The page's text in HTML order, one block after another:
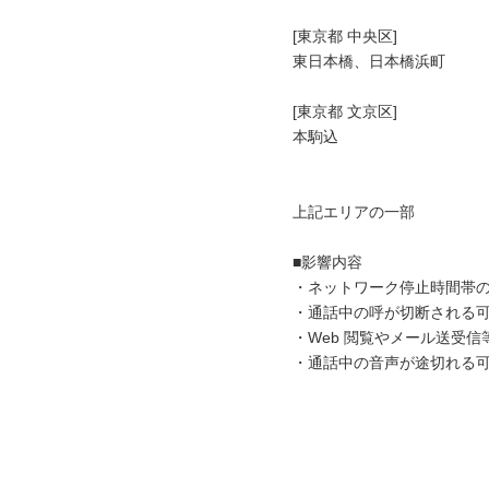
[東京都 中央区]
東日本橋、日本橋浜町
[東京都 文京区]
本駒込
上記エリアの一部
■影響内容
・ネットワーク停止時間帯
・通話中の呼が切断される
・Web 閲覧やメール送受
・通話中の音声が途切れる